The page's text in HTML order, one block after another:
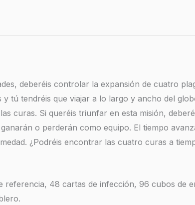
deberéis controlar la expansión de cuatro
tú tendréis que viajar a lo largo y ancho del
curas. Si queréis triunfar en esta misión,
o perderán como equipo. El tiempo
¿Podréis encontrar las cuatro curas a
48 cartas de infección, 96 cubos de